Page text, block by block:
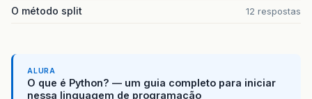
O método split 12 respostas
ALURA
O que é Python? — um guia completo para iniciar
nessa linguagem de programação